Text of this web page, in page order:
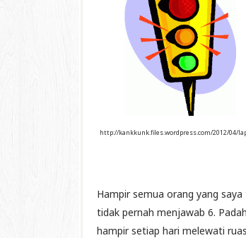
http://kankkunk.files.wordpress.com/2012/04/
Hampir semua orang yang
tidak pernah menjawab 6.
hampir setiap hari melewati